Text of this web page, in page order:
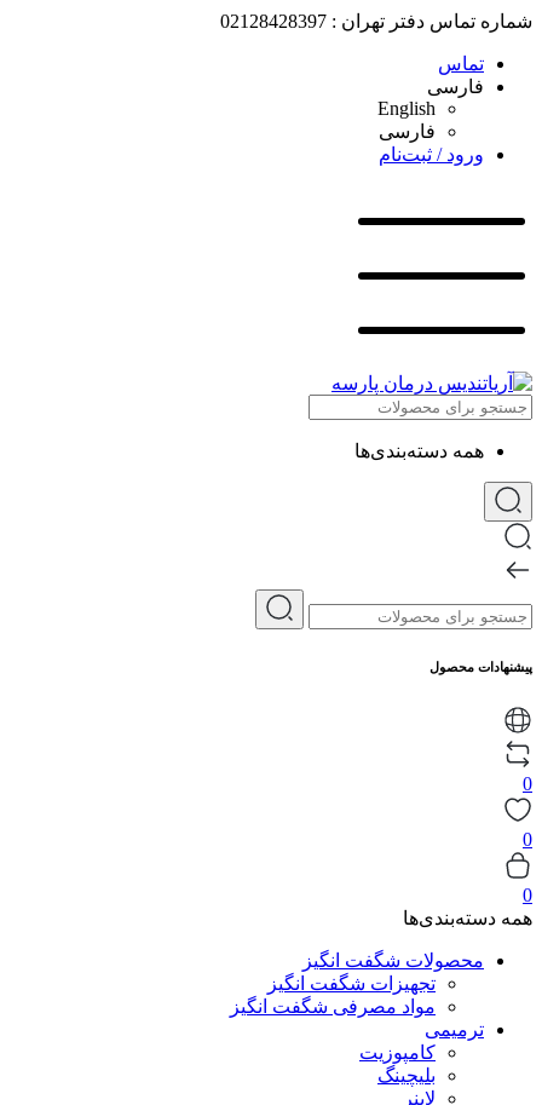
شماره تماس دفتر تهران : 02128428397
تماس
فارسی
English
فارسی
ورود / ثبت‌نام
همه دسته‌بندی‌ها
پیشنهادات محصول
0
0
0
همه دسته‌بندی‌ها
محصولات شگفت انگیز
تجهیزات شگفت انگیز
مواد مصرفی شگفت انگیز
ترمیمی
کامپوزیت
بلیچینگ
لاینر